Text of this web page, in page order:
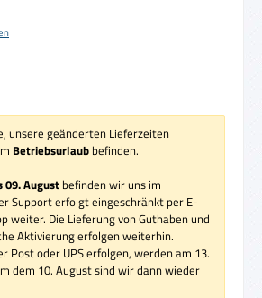
von 5 von 5 Sternen
unsere geänderten Lieferzeiten
Betriebsurlaub befinden.
09. Augustbefinden wir uns im
Support erfolgt eingeschränkt per E-
weiter. Die Lieferung von Guthaben und
Aktivierung erfolgen weiterhin.
Post oder UPS erfolgen, werden am 13.
dem 10. August sind wir dann wieder